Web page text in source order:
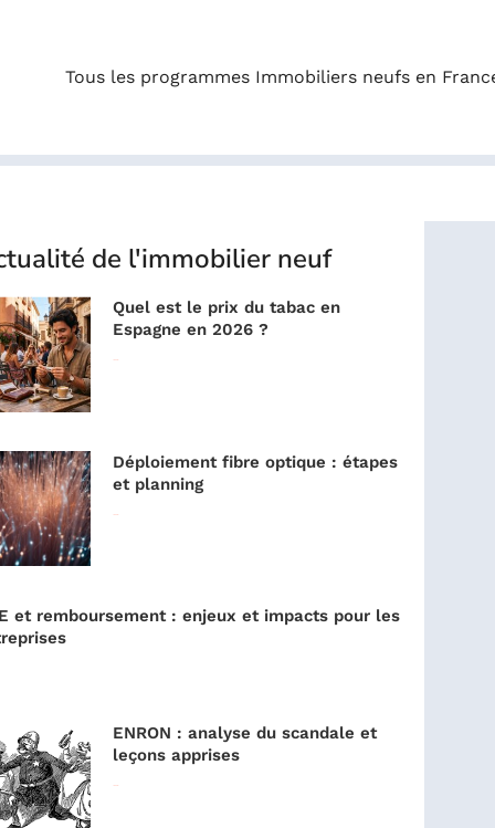
Tous les programmes Immobiliers neufs en
de l'immobilier neuf
Quel est le prix du tabac en
Espagne en 2026 ?
Déploiement fibre optique : étapes
et planning
et remboursement : enjeux et impacts pour les
ENRON : analyse du scandale et
leçons apprises